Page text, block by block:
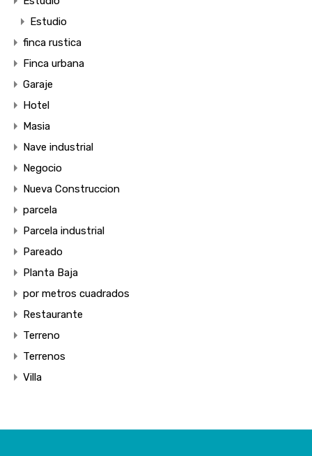
Estudio
finca rustica
Finca urbana
Garaje
Hotel
Masia
Nave industrial
Negocio
Nueva Construccion
parcela
Parcela industrial
Pareado
Planta Baja
por metros cuadrados
Restaurante
Terreno
Terrenos
Villa